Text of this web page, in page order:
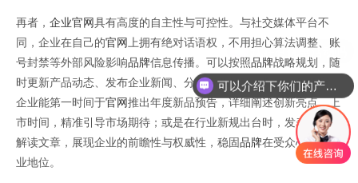
再者， 企业官网 具有高度的自主性与可控性。与社交媒体平台不
同，企业在自己的官网
上拥有绝对话语权，不用担心算法调整、账
号封禁等外部风险影响品牌信息传播。可以按照品牌战略规划，随
时更新产品动态、发布企业新闻、分享行业见解。新的一年开启，
企业能第一时间于官网 推出年度新品预告，详细阐述创新亮点、上
市时间，精准引导市场期待；或是在行业新规出台时，发表专业的
解读文章，展现企业的前瞻性与权威性，稳固 品牌在受众心中的专
业地位。
可以介绍下你们的产品么